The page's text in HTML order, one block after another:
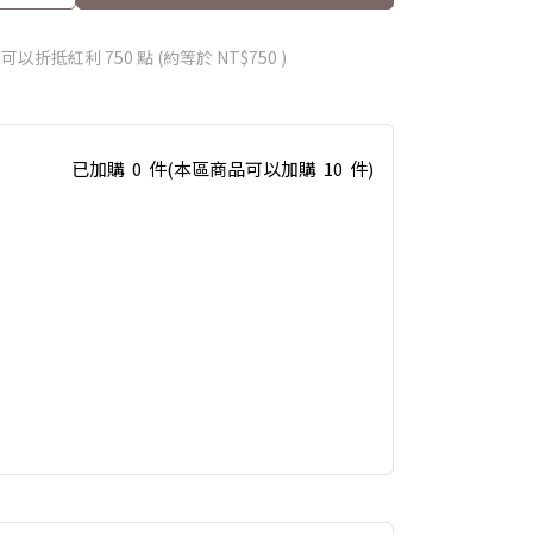
以折抵紅利 750 點 (約等於 NT$750 )
已加購 0 件(本區商品可以加購 10 件)